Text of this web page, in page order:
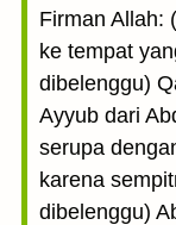
Firman Allah:
ke tempat
dibelenggu)
Ayyub dari
serupa
karena
dibelenggu)